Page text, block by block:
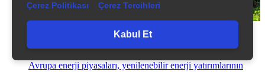
Yenilenebilir Enerji Santrallerinde Verimlilik Artışı: GES
Avrupa enerji piyasaları, yenilenebilir enerji yatırımlarının
Çerez Politikası Çerez Tercihleri
Kabul Et